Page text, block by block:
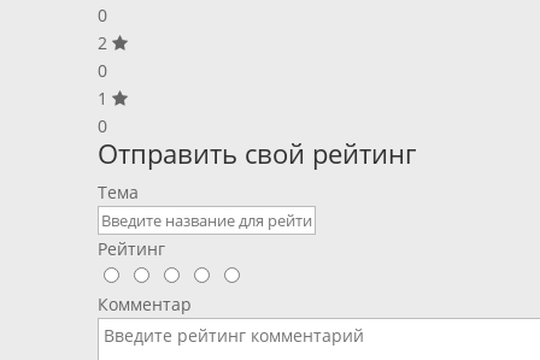
0
2
0
1
0
Отправить свой рейтинг
Тема
Рейтинг
Комментар